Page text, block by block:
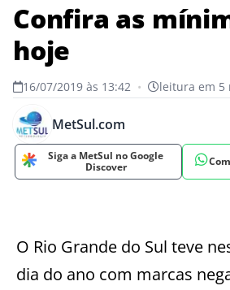
Confira as
hoje
16/07/2019 às 13:42 • leitura em 5
MetSul.com
Siga a MetSul no Google
Discover
O Rio Grande do Sul teve
dia do ano com marcas